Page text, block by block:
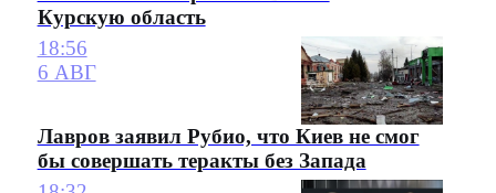
Курскую область
18:56
6 АВГ
Лавров заявил Рубио, что Киев не смог
бы совершать теракты без Запада